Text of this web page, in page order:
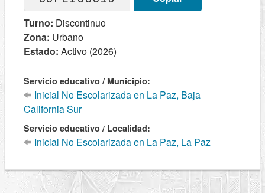
Turno: Discontinuo
Zona: Urbano
Estado: Activo (2026)
Servicio educativo / Municipio:
Inicial No Escolarizada en La Paz, Baja
California Sur
Servicio educativo / Localidad:
Inicial No Escolarizada en La Paz, La Paz